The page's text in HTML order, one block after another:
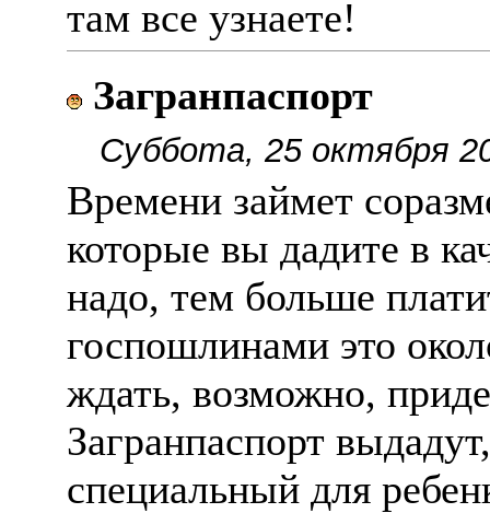
там все узнаете!
Загранпаспорт
Суббота, 25 октября
Времени займет
которые вы дадите в
надо, тем больше
госпошлинами это
ждать, возможно,
Загранпаспорт
специальный для